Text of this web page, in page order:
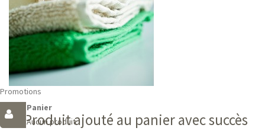
Promotions
Panier
Aucun produit
Produit ajouté au panier avec succès